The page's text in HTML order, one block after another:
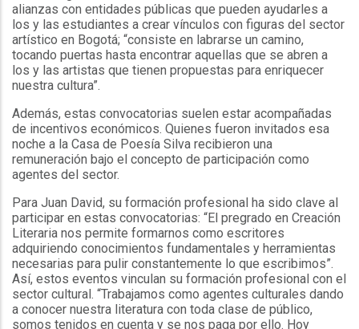
alianzas con entidades públicas que pueden ayudarles a
los y las estudiantes a crear vínculos con figuras del sector
artístico en Bogotá; “consiste en labrarse un camino,
tocando puertas hasta encontrar aquellas que se abren a
los y las artistas que tienen propuestas para enriquecer
nuestra cultura”.
Además, estas convocatorias suelen estar acompañadas
de incentivos económicos. Quienes fueron invitados esa
noche a la Casa de Poesía Silva recibieron una
remuneración bajo el concepto de participación como
agentes del sector.
Para Juan David, su formación profesional ha sido clave al
participar en estas convocatorias: “El pregrado en Creación
Literaria nos permite formarnos como escritores
adquiriendo conocimientos fundamentales y herramientas
necesarias para pulir constantemente lo que escribimos”.
Así, estos eventos vinculan su formación profesional con el
sector cultural. “Trabajamos como agentes culturales dando
a conocer nuestra literatura con toda clase de público,
somos tenidos en cuenta y se nos paga por ello. Hoy